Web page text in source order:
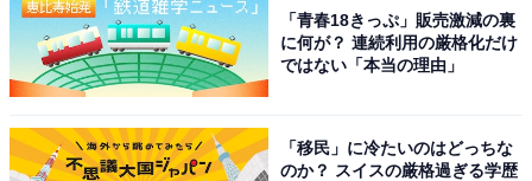
次ページ 5位までのランキング結果を見る
「青春18きっぷ」販売激減の裏
に何が？ 連続利用の厳格化だけ
ではない「本当の理由」
「移民」に冷たいのはどっちな
のか？ スイスの厳格過ぎる学歴